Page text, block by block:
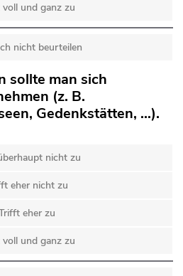
und ganz zu
nicht beurteilen
sollte man sich
(z. B.
Gedenkstätten, ...).
nicht zu
eher nicht zu
eher zu
und ganz zu